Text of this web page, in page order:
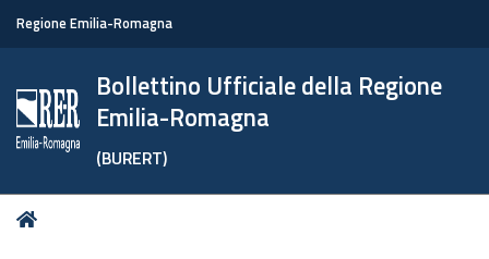
Regione Emilia-Romagna
Bollettino Ufficiale della Regione
Emilia-Romagna
(BURERT)
Tu